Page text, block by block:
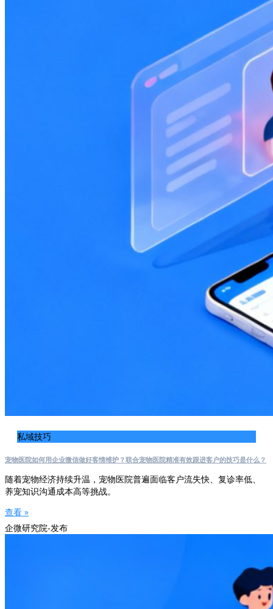
私域技巧
宠物医院如何用企业微信做好客情维护？联合宠物医院精准有效跟进客户的技巧是什么？
随着宠物经济持续升温，宠物医院普遍面临客户流失快、复诊率低、
养宠知识沟通成本高等挑战。
查看 »
企微研究院-发布